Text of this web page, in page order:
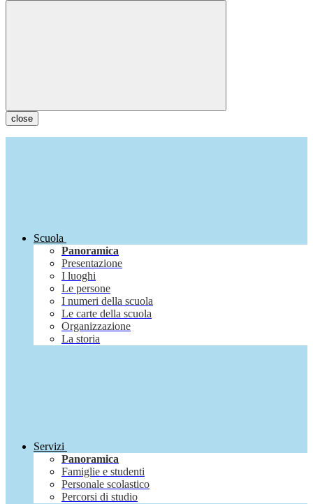
close
Scuola
Panoramica
Presentazione
I luoghi
Le persone
I numeri della scuola
Le carte della scuola
Organizzazione
La storia
Servizi
Panoramica
Famiglie e studenti
Personale scolastico
Percorsi di studio